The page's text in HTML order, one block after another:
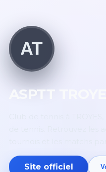
AT
ASPTT
Site officiel